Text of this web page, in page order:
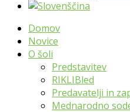
Domov
Novice
O šoli
Predstavitev
RIKLIBled
Predavatelji in
Mednarodno